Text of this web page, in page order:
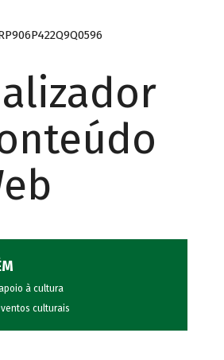
à cultura
culturais